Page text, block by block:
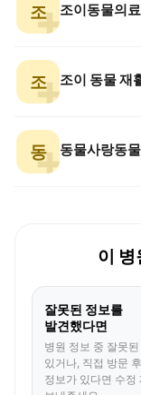
조 조이동물의
조 조이 동물 재
동 동물사랑동
이 병
잘못된 정보를
발견했다면
병원 정보 중 잘못된
있거나, 직접 방문
정보가 있다면 수정